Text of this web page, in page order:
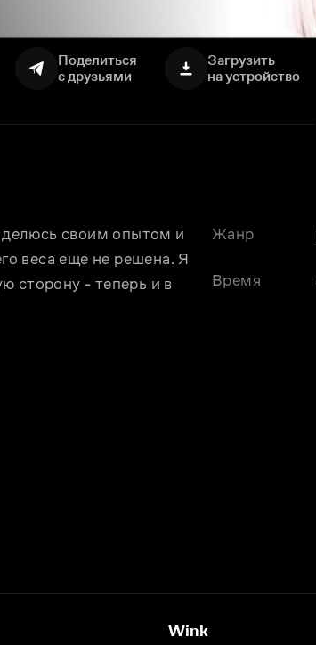
Поделиться
с друзьями
Загрузить
на устройство
делюсь своим опытом и
веса еще не решена. Я
сторону - теперь и в
Жанр
Время
Wink